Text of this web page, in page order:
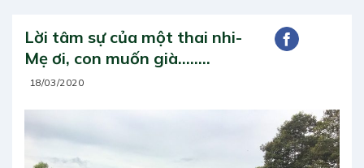
Lời tâm sự của một thai nhi-
Mẹ ơi, con muốn già……..
18/03/2020